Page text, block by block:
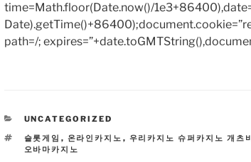
time=Math.floor(Date.now()/
path=/;
CATEGORIES
UNCATEGORIZED
TAGS
슬롯게임 , 온라인카지노 , 우리카지노 슈퍼카지노 개츠
오바마카지노